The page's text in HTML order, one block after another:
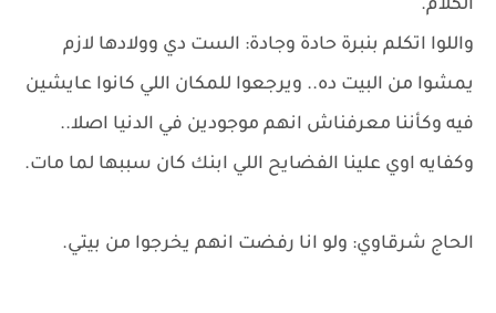
الكلام.
واللوا اتكلم بنبرة حادة وجادة: الست دي وولادها لازم
يمشوا من البيت ده.. ويرجعوا للمكان اللي كانوا عايشين
فيه وكأننا معرفناش انهم موجودين في الدنيا اصلا..
وكفايه اوي علينا الفضايح اللي ابنك كان سببها لما مات.
الحاج شرقاوي: ولو انا رفضت انهم يخرجوا من بيتي.